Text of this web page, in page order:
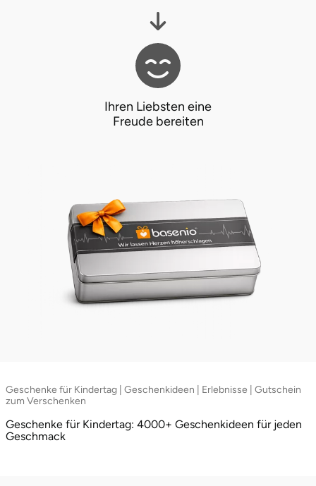
Ihren Liebsten eine
Freude bereiten
Geschenke für Kindertag | Geschenkideen | Erlebnisse | Gutschein
zum Verschenken
Geschenke für Kindertag: 4000+ Geschenkideen für jeden
Geschmack
Zweibrücken